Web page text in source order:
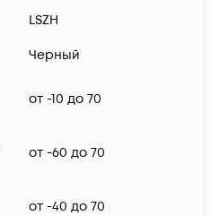
LSZH
Черный
от -10 до 70
от -60 до 70
от -40 до 70